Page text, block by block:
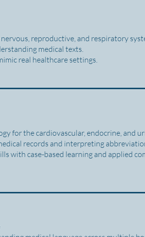
reproductive, and respiratory
medical texts.
real healthcare settings.
for the cardiovascular, endocrine, and
records and interpreting
with case-based learning and applied